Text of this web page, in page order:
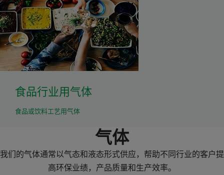
食品行业用气体
食品或饮料工艺用气体
气体
我们的气体通常以气态和液态形式供应，帮助不同行业的客户提
高环保业绩，产品质量和生产效率。